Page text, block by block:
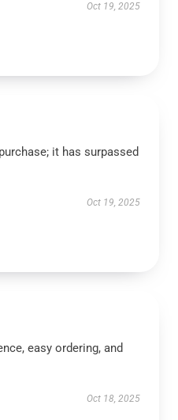
Oct 19, 2025
it has surpassed
Oct 19, 2025
easy ordering, and
Oct 18, 2025